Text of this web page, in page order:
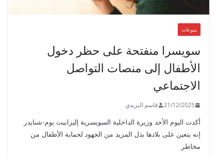
منوعات
سويسرا منفتحة على حظر دخول
الأطفال إلى منصات التواصل
الاجتماعي
21/12/2025 قاسم البريدي
أكدت اليوم الأحد وزيرة الداخلية السويسرية إليزابيت بوم-شنايدر
إنه يتعين على بلادها بذل المزيد من الجهود لحماية الأطفال من
مخاطر